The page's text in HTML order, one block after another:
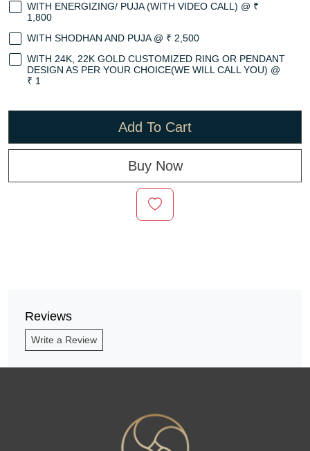
WITH ENERGIZING/ PUJA (WITH VIDEO CALL) @ ₹
1,800
WITH SHODHAN AND PUJA @ ₹ 2,500
WITH 24K, 22K GOLD CUSTOMIZED RING OR PENDANT
DESIGN AS PER YOUR CHOICE(WE WILL CALL YOU) @
₹ 1
Add To Cart
Buy Now
Reviews
Write a Review